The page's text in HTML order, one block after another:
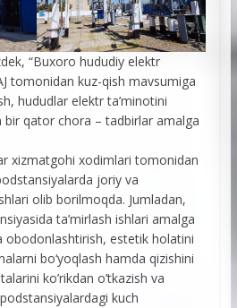
“Buxoro hududiy elektr
tomonidan kuz-qish mavsumiga
hududlar elektr ta’minotini
bir qator chora – tadbirlar amalga
xizmatgohi xodimlari tomonidan
joriy va
olib borilmoqda. Jumladan,
ta’mirlash ishlari amalga
obodonlashtirish, estetik holatini
bo‘yoqlash hamda qizishini
ko’rikdan o’tkazish va
kuch